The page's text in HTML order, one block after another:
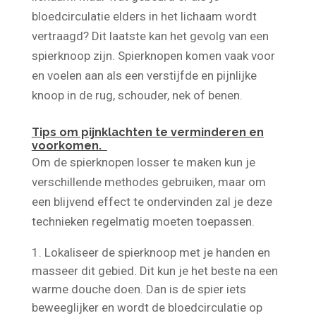
lichaam. Maar wat gebeurd er als je
bloedcirculatie elders in het lichaam wordt
vertraagd? Dit laatste kan het gevolg van een
spierknoop zijn. Spierknopen komen vaak voor
en voelen aan als een verstijfde en pijnlijke
Tips om pijnklachten te verminderen en
voorkomen.
Om de spierknopen losser te maken kun je
verschillende methodes gebruiken, maar om
een blijvend effect te ondervinden zal je deze
Lokaliseer de spierknoop met je handen en
masseer dit gebied. Dit kun je het beste na een
warme douche doen. Dan is de spier iets